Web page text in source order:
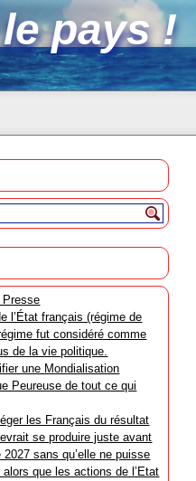
pays !
Presse
l’État français (régime de
fut considéré comme
de la vie politique.
une Mondialisation
Peureuse de tout ce qui
les Français du résultat
se produire juste avant
sans qu’elle ne puisse
que les actions de l’Etat